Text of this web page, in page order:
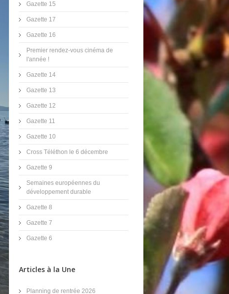
Gazette 15
Gazette 17
Gazette 16
Premier rendez-vous cinéma de
l'année !
Gazette 14
Gazette 13
Gazette 12
Gazette 11
Gazette 10
Cross Téléthon le 6 décembre
Gazette 9
Semaines européennes du
développement durable
Gazette 8
Gazette 7
Gazette 6
Articles à la Une
Planning de rentrée 2026